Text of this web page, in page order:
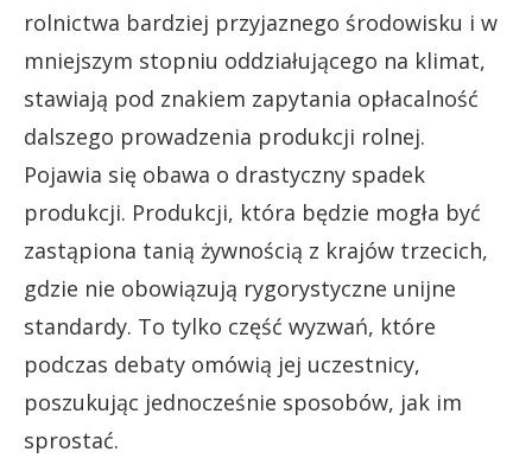
rolnictwa bardziej przyjaznego środowisku i w
mniejszym stopniu oddziałującego na klimat,
stawiają pod znakiem zapytania opłacalność
dalszego prowadzenia produkcji rolnej.
Pojawia się obawa o drastyczny spadek
produkcji. Produkcji, która będzie mogła być
zastąpiona tanią żywnością z krajów trzecich,
gdzie nie obowiązują rygorystyczne unijne
standardy. To tylko część wyzwań, które
podczas debaty omówią jej uczestnicy,
poszukując jednocześnie sposobów, jak im
sprostać.